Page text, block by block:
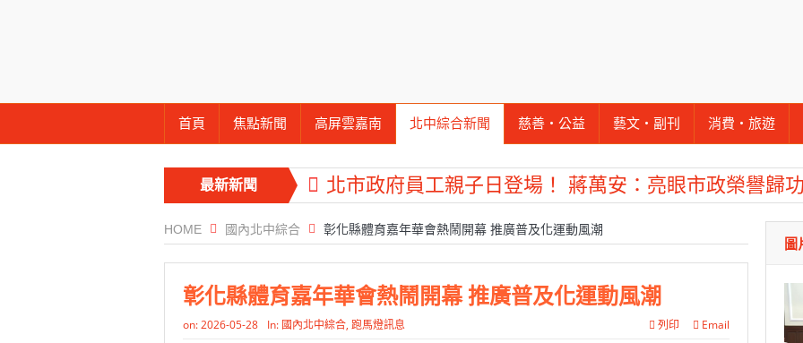
首頁 焦點新聞 高屏雲嘉南 北中綜合新聞 慈善‧公益 藝文‧副刊 消費‧旅遊
最新新聞
北市政府員工親子日登場！ 蔣萬安：亮眼市政榮譽歸
仁
竹市消防博物館1樓開館 邀市民走進市定古蹟體驗消防
苗栗地檢署檢察長遞交守護家鄉宣導信 嚴防境外勢力
HOME 國內北中綜合 彰化縣體育嘉年華會熱鬧開幕 推廣普及化運動風潮
彰化縣體育嘉年華會熱鬧開幕 推廣普及化運動風潮
on:2026-05-28 In: 國內北中綜合, 跑馬燈訊息 列印 Email
圖